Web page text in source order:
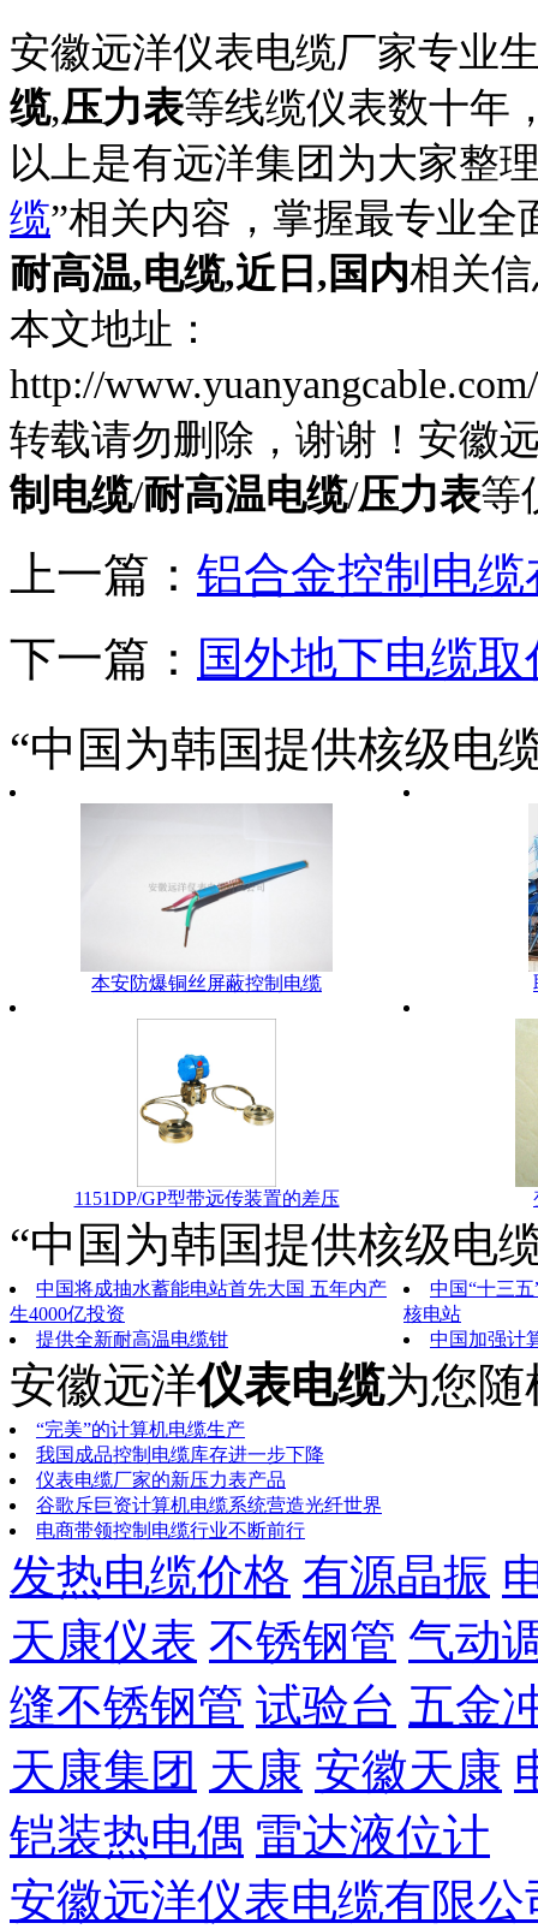
安徽远洋仪表电缆厂家专业
缆,压力表等线缆仪表数十年
以上是有远洋集团为大家整
缆”相关内容，掌握最专业全
耐高温,电缆,近日,国内相关
本文地址：
http://
转载请勿删除，谢谢！安徽
制电缆/耐高温电缆/压力表等
上一篇： 铝合金控制电
下一篇： 国外地下电缆
“中国为韩国提供核级电
本安防爆铜丝屏蔽控制电缆
1151DP/GP型带远传装置的差压
“中国为韩国提供核级电
中国将成抽水蓄能电站首先大国 五年内产
生4000亿投资
中国“十三
核电站
提供全新耐高温电缆钳
中国加强计
安徽远洋仪表电缆为您随
“完美”的计算机电缆生产
我国成品控制电缆库存进一步下降
仪表电缆厂家的新压力表产品
谷歌斥巨资计算机电缆系统营造光纤世界
电商带领控制电缆行业不断前行
发热电缆价格 有源晶振
天康仪表 不锈钢管 气动
缝不锈钢管 试验台 五金
天康集团 天康 安徽天康
铠装热电偶 雷达液位计
安徽远洋仪表电缆有限公